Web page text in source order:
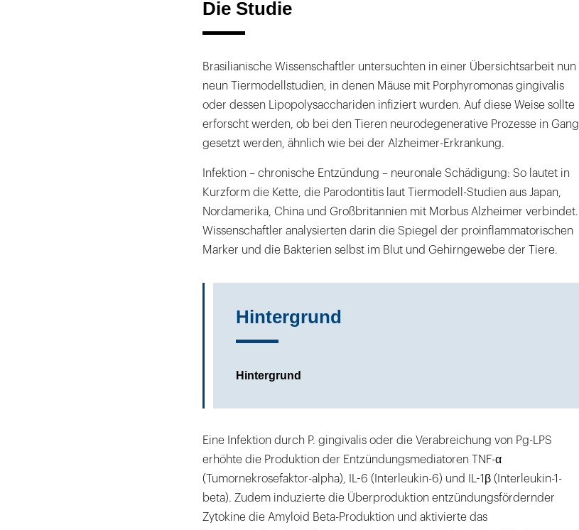
Die Studie
Brasilianische Wissenschaftler untersuchten in einer Übersichtsarbeit nun
neun Tiermodellstudien, in denen Mäuse mit Porphyromonas gingivalis
oder dessen Lipopolysacchariden infiziert wurden. Auf diese Weise sollte
erforscht werden, ob bei den Tieren neurodegenerative Prozesse in Gang
gesetzt werden, ähnlich wie bei der Alzheimer-Erkrankung.
Infektion – chronische Entzündung – neuronale Schädigung: So lautet in
Kurzform die Kette, die Parodontitis laut Tiermodell-Studien aus Japan,
Nordamerika, China und Großbritannien mit Morbus Alzheimer verbindet.
Wissenschaftler analysierten darin die Spiegel der proinflammatorischen
Marker und die Bakterien selbst im Blut und Gehirngewebe der Tiere.
Hintergrund
Hintergrund
Eine Infektion durch P. gingivalis oder die Verabreichung von Pg-LPS
erhöhte die Produktion der Entzündungsmediatoren TNF-α
(Tumornekrosefaktor-alpha), IL-6 (Interleukin-6) und IL-1β (Interleukin-1-
beta). Zudem induzierte die Überproduktion entzündungsfördernder
Zytokine die Amyloid Beta-Produktion und aktivierte das